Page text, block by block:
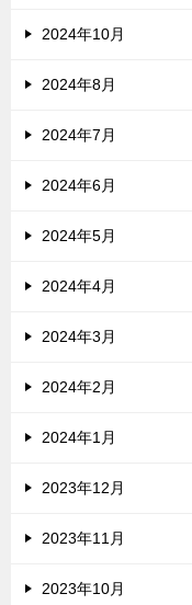
2024年10月
2024年8月
2024年7月
2024年6月
2024年5月
2024年4月
2024年3月
2024年2月
2024年1月
2023年12月
2023年11月
2023年10月